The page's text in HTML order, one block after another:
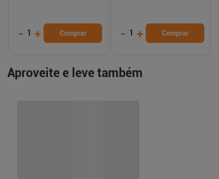
- 1 + Comprar - 1 + Comprar
Aproveite e leve também